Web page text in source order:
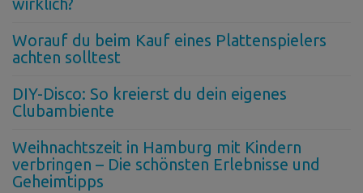
Worauf du beim Kauf eines Plattenspielers
achten solltest
DIY-Disco: So kreierst du dein eigenes
Clubambiente
Weihnachtszeit in Hamburg mit Kindern
verbringen – Die schönsten Erlebnisse und
Geheimtipps